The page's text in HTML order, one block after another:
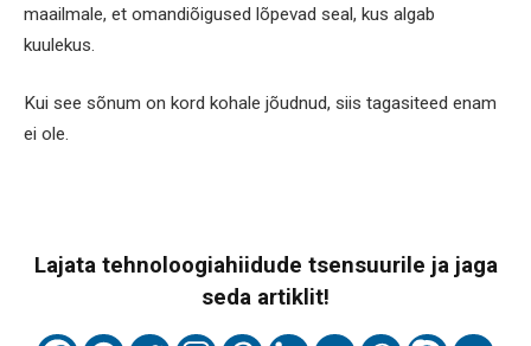
maailmale, et omandiõigused lõpevad seal, kus algab
kuulekus.
Kui see sõnum on kord kohale jõudnud, siis tagasiteed enam
ei ole.
Lajata tehnoloogiahiidude tsensuurile ja jaga
seda artiklit!